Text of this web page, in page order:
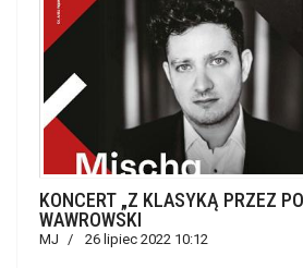
KONCERT „Z KLASYKĄ PRZEZ
WAWROWSKI
MJ 26 lipiec 2022 10:12